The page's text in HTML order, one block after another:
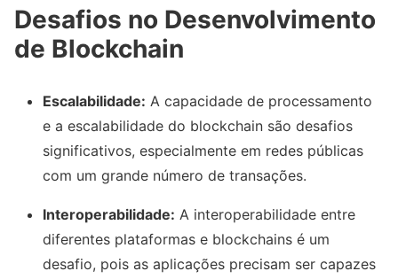
Desafios no Desenvolvimento
de Blockchain
Escalabilidade: A capacidade de processamento
e a escalabilidade do blockchain são desafios
significativos, especialmente em redes públicas
com um grande número de transações.
Interoperabilidade: A interoperabilidade entre
diferentes plataformas e blockchains é um
desafio, pois as aplicações precisam ser capazes